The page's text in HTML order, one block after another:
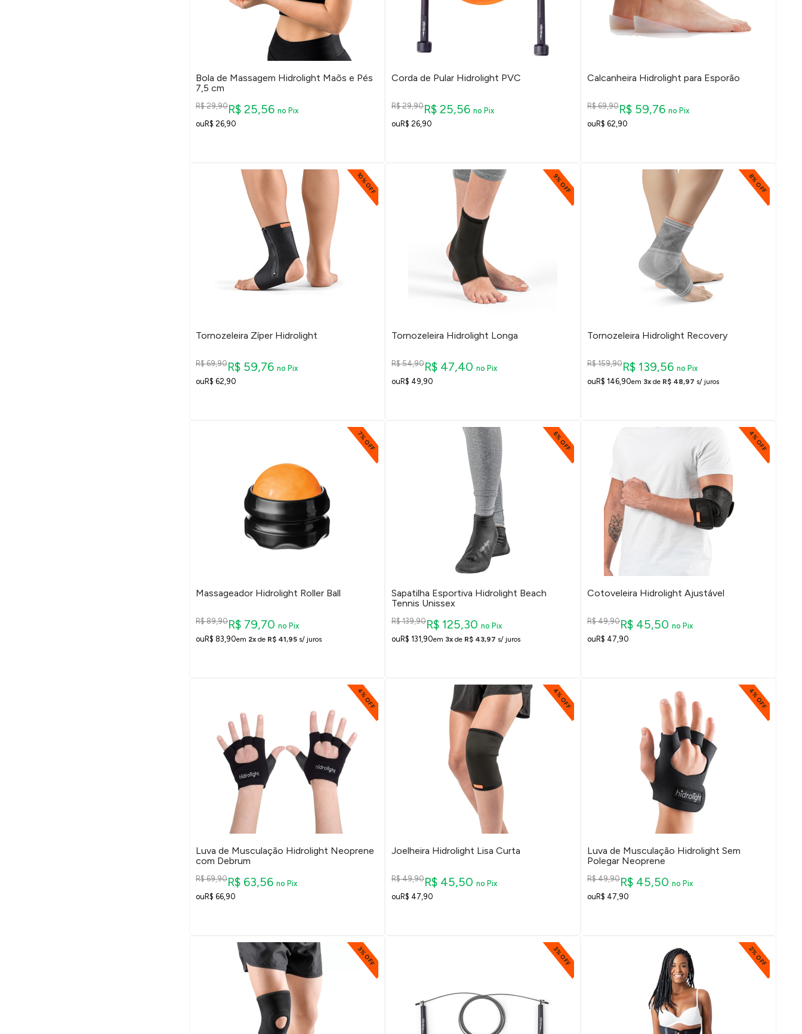
Bola de Massagem Hidrolight Maõs e Pés
7,5 cm
R$ 29,90R$ 25,56 no Pix
R$ 26,90
Corda de Pular Hidrolight PVC
R$ 29,90R$ 25,56 no Pix
R$ 26,90
Calcanheira Hidrolight para Esporão
R$ 69,90R$ 59,76 no Pix
R$ 62,90
10% OFF
Tornozeleira Zíper Hidrolight
R$ 69,90R$ 59,76 no Pix
R$ 62,90
9% OFF
Tornozeleira Hidrolight Longa
R$ 54,90R$ 47,40 no Pix
R$ 49,90
8% OFF
Tornozeleira Hidrolight Recovery
R$ 159,90R$ 139,56 no Pix
R$ 146,90em 3xde R$ 48,97 s/ juros
7% OFF
Massageador Hidrolight Roller Ball
R$ 89,90R$ 79,70 no Pix
R$ 83,90em 2x de R$ 41,95 s/ juros
6% OFF
Sapatilha Esportiva Hidrolight Beach
Tennis Unissex
R$ 139,90R$ 125,30 no Pix
R$ 131,90em 3xde R$ 43,97 s/ juros
4% OFF
Cotoveleira Hidrolight Ajustável
R$ 49,90R$ 45,50 no Pix
R$ 47,90
4% OFF
Luva de Musculação Hidrolight Neoprene
com Debrum
R$ 69,90R$ 63,56 no Pix
R$ 66,90
4% OFF
Joelheira Hidrolight Lisa Curta
R$ 49,90R$ 45,50 no Pix
R$ 47,90
4% OFF
Luva de Musculação Hidrolight Sem
Polegar Neoprene
R$ 49,90R$ 45,50 no Pix
R$ 47,90
3% OFF 3% OFF 2% OFF